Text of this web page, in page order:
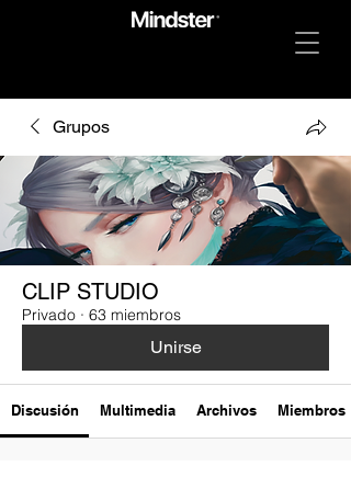
Grupos
CLIP STUDIO
Privado · 63 miembros
Unirse
Discusión Multimedia Archivos Miembros